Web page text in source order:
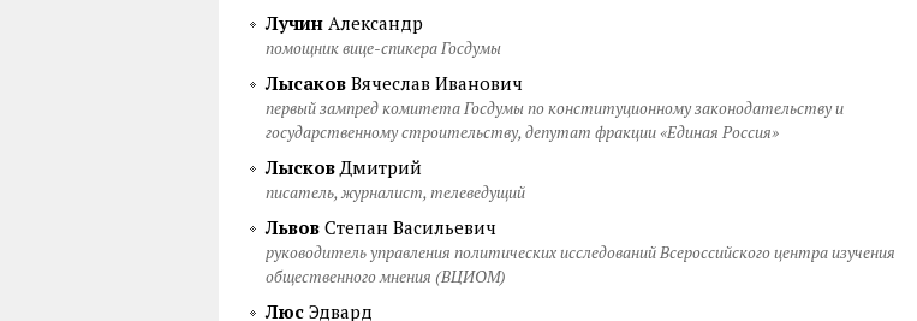
Лучин Александр
помощник вице-спикера Госдумы
Лысаков Вячеслав Иванович
первый зампред комитета Госдумы по конституционному законодательству и
государственному строительству, депутат фракции «Единая Россия»
ЛысковДмитрий
писатель, журналист, телеведущий
Львов Степан Васильевич
руководитель управления политических исследований Всероссийского центра изучения
общественного мнения (ВЦИОМ)
Люс Эдвард